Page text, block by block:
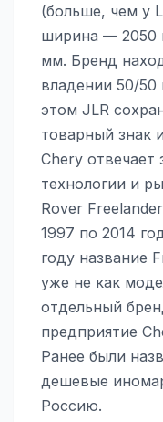
(больше, чем у
ширина — 2050
мм. Бренд
владении 50/
этом JLR
товарный знак
Chery отвечает
технологии и
Rover
1997 по 2014
году название
уже не как
отдельный
предприятие
Ранее были
дешевые
Россию.